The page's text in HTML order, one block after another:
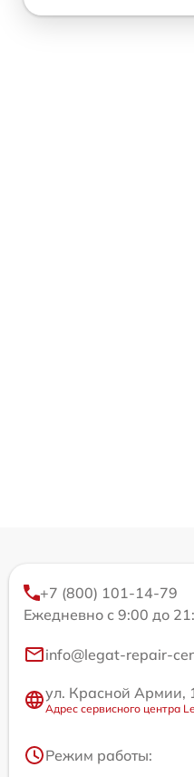
+7 (800) 101-14-79
Ежедневно с 9:00 до
info@legat-repair-
ул. Красной Армии,
Адрес сервисного центра
Режим работы: